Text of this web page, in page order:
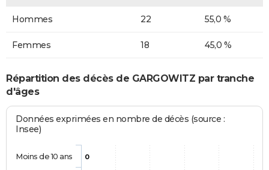
Hommes 22 55,0 %
Femmes 18 45,0 %
Répartition des décès de GARGOWITZ par tranche
d'âges
Données exprimées en nombre de décès (source :
Insee)
0
Moins de 10 ans